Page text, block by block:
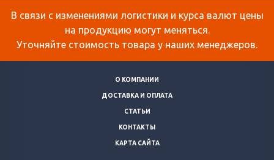
В связи с изменениями логистики и курса валют цены
на продукцию могут меняться.
Уточняйте стоимость товара у наших менеджеров.
О КОМПАНИИ
ДОСТАВКА И ОПЛАТА
СТАТЬИ
КОНТАКТЫ
КАРТА САЙТА